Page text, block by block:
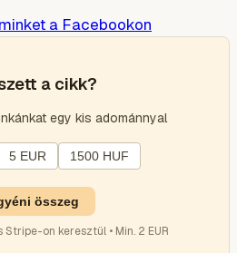
a Facebookon
a cikk?
egy kis adománnyal
5 EUR 1500 HUF
összeg
on keresztül • Min. 2 EUR